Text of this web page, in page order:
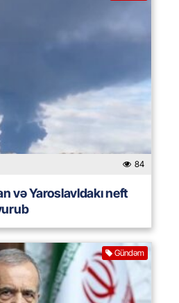
84
və Yaroslavldakı neft
Gündəm